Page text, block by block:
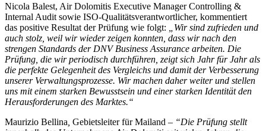
Nicola Balest, Air Dolomitis Executive Manager Controlling &
Internal Audit sowie ISO-Qualitätsverantwortlicher, kommentiert
das positive Resultat der Prüfung wie folgt:
„Wir sind zufrieden und
auch stolz, weil wir wieder zeigen konnten, dass wir nach den
strengen Standards der DNV Business Assurance arbeiten. Die
Prüfung, die wir periodisch durchführen, zeigt sich Jahr für Jahr als
die perfekte Gelegenheit des Vergleichs und damit der Verbesserung
unserer Verwaltungsprozesse. Wir machen daher weiter und stellen
uns mit einem starken Bewusstsein und einer starken Identität den
Herausforderungen des Marktes.“
Maurizio Bellina Gebietsleiter für Mailand – “Die Prüfung stellt